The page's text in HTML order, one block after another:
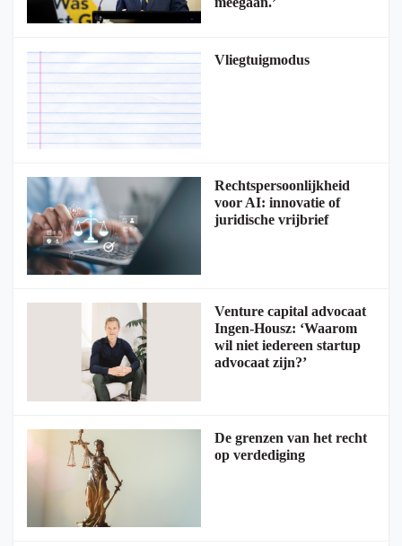
Vliegtuigmodus
Rechtspersoonlijkheid
voor AI: innovatie of
juridische vrijbrief
Venture capital advocaat
Ingen-Housz: ‘Waarom
wil niet iedereen startup
advocaat zijn?’
De grenzen van het recht
op verdediging